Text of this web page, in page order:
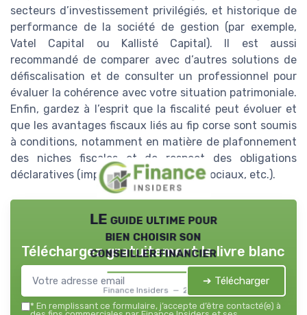
secteurs d’investissement privilégiés, et historique de
performance de la société de gestion (par exemple,
Vatel Capital ou Kallisté Capital). Il est aussi
recommandé de comparer avec d’autres solutions de
défiscalisation et de consulter un professionnel pour
évaluer la cohérence avec votre situation patrimoniale.
Enfin, gardez à l’esprit que la fiscalité peut évoluer et
que les avantages fiscaux liés au fip corse sont soumis
à conditions, notamment en matière de plafonnement
des niches fiscales et de respect des obligations
déclaratives (impôt fip, prélèvements sociaux, etc.).
LE guide ultime pour
bien choisir son
conseiller financier
Finance Insiders — 2026
Téléchargez gratuitement le livre blanc
➔ Télécharger
* En remplissant ce formulaire, j’accepte d’être contacté(e) à